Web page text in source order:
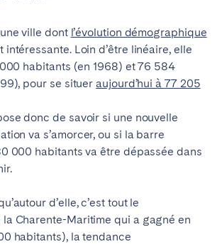
ville dont l’évolution démographique
intéressante. Loin d’être linéaire, elle
habitants (en 1968) et 76 584
pour se situeraujourd’hui à 77 205
donc de savoir si une nouvelle
va s’amorcer, ou si la barre
000 habitants va être dépassée dans
d’elle, c’est tout le
Charente-Maritime qui a gagné en
habitants), la tendance